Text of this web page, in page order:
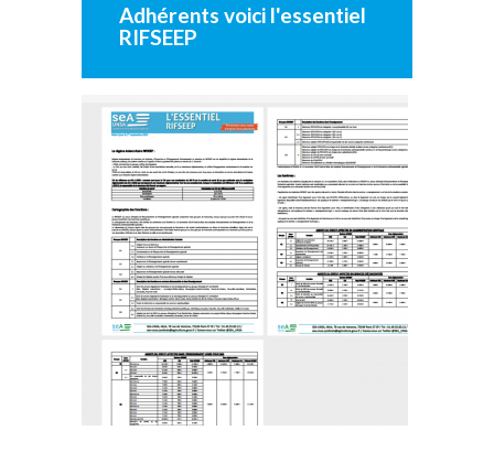
Adhérents voici l'essentiel
RIFSEEP